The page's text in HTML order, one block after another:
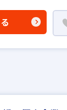
資格支援制度あり
が活躍中